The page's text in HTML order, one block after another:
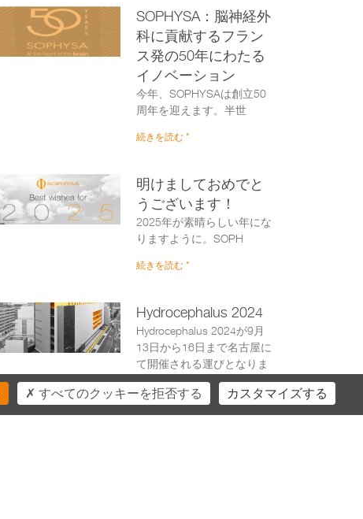
SOPHYSA：脳神経外
科に貢献するフラン
ス発の50年にわたる
イノベーション
今年、SOPHYSAは創立50
周年を迎えます。半世
続きを読む "
明けましておめでと
うございます！
2025年が素晴らしい年にな
りますように。SOPH
続きを読む "
Hydrocephalus 2024
Hydrocephalus 2024が9月
13日から16日まで名古屋に
て開催される運びとなりま
した。
続きを読む "
すべてのクッキーを拒否する カスタマイズする